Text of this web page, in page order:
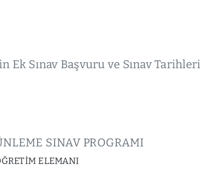
Sınav Başvuru ve Sınav Tarihleri
SINAV PROGRAMI
ELEMANI